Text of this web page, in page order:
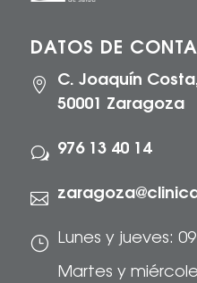
DATOS DE

C. Joaquín
50001 Zaragoza
w 976 13 40 14

} Lunes y jueves:
Martes y